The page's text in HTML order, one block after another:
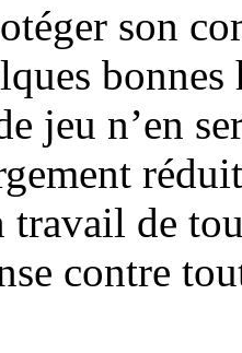
son
jeu n’en
travail de
contre